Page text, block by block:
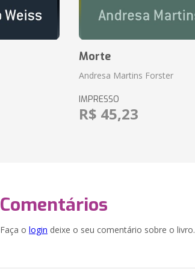
Morte
Andresa Martins Forster
IMPRESSO
R$ 45,23
Comentários
Faça o login deixe o seu comentário sobre o livro.